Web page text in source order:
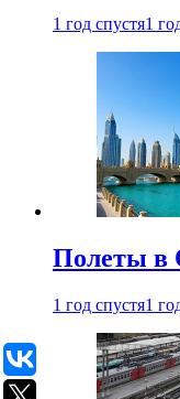
1 год спустя1
Полеты в
1 год спустя1